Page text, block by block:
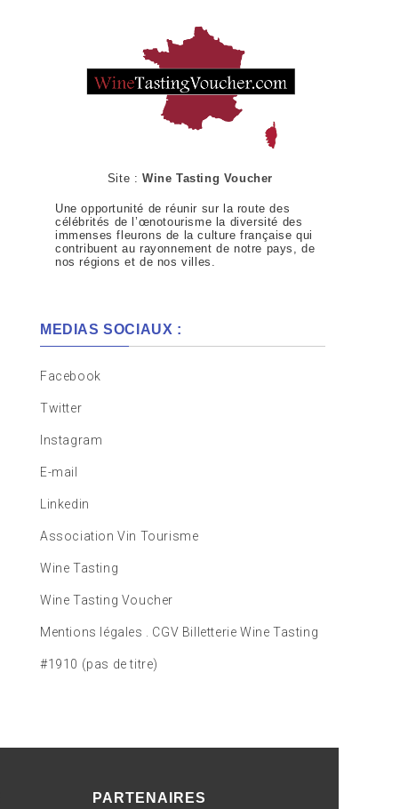
Site :Wine Tasting Voucher
Une opportunité de réunir sur la route des
célébrités de l’œnotourisme la diversité des
immenses fleurons de la culture française qui
contribuent au rayonnement de notre pays, de
nos régions et de nos villes.
MEDIAS SOCIAUX :
Facebook
Twitter
Instagram
E-mail
Linkedin
Association Vin Tourisme
Wine Tasting
Wine Tasting Voucher
Mentions légales . CGV Billetterie Wine Tasting
#1910 (pas de titre)
PARTENAIRES